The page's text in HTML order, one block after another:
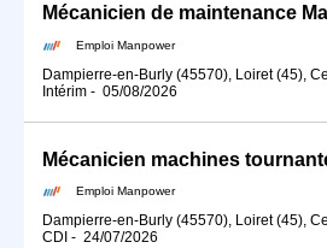
Emploi Manpower
Dampierre-en-Burly (45570), Loiret (45),
Intérim - 05/08/2026
Mécanicien machines
Emploi Manpower
Dampierre-en-Burly (45570), Loiret (45),
CDI - 24/07/2026